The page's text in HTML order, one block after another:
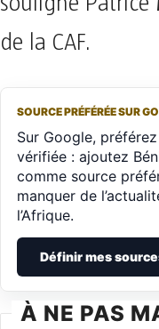
de la CAF.
SOURCE PRÉFÉRÉE SUR
Sur Google,
vérifiée : ajoutez
comme source
manquer de
l’Afrique.
Définir mes
À NE PAS